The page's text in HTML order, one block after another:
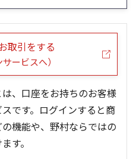
取引をする
ービスへ）
は、口座をお持ちのお客様
です。ログインすると商
機能や、野村ならではの
す。